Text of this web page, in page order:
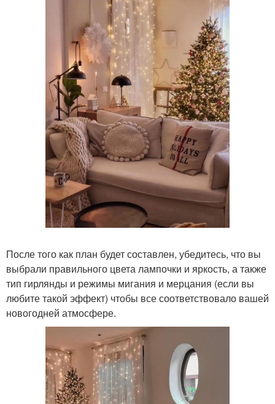
После того как план будет составлен, убедитесь, что вы
выбрали правильного цвета лампочки и яркость, а также
тип гирлянды и режимы мигания и мерцания (если вы
любите такой эффект) чтобы все соответствовало вашей
новогодней атмосфере.